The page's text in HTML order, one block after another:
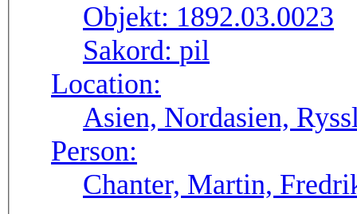
Objekt: 1892.03.0023
Sakord: pil
Location:
Asien, Nordasien,
Person:
Chanter, Martin,